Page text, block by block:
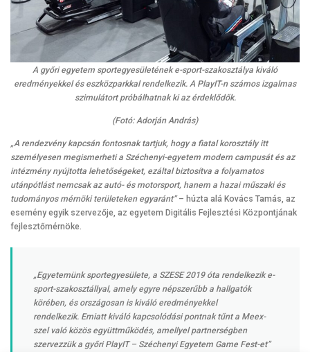
A győri egyetem sportegyesületének e-sport-szakosztálya kiváló
eredményekkel és eszközparkkal rendelkezik. A PlayIT-n számos izgalmas
szimulátort próbálhatnak ki az érdeklődők.
(Fotó: Adorján András)
„A rendezvény kapcsán fontosnak tartjuk, hogy a fiatal korosztály itt
személyesen megismerheti a Széchenyi-egyetem modern campusát és az
intézmény nyújtotta lehetőségeket, ezáltal biztosítva a folyamatos
utánpótlást nemcsak az autó- és motorsport, hanem a hazai műszaki és
tudományos mérnöki területeken egyaránt”– húzta alá Kovács Tamás, az
esemény egyik szervezője, az egyetem Digitális Fejlesztési Központjának
fejlesztőmérnöke.
„Egyetemünk sportegyesülete, a SZESE 2019 óta rendelkezik e-
sport-szakosztállyal, amely egyre népszerűbb a hallgatók
körében, és országosan is kiváló eredményekkel
rendelkezik. Emiatt kiváló kapcsolódási pontnak tűnt a Meex-
szel való közös együttműködés, amellyel partnerségben
szervezzük a győri PlayIT – Széchenyi Egyetem Game Fest-et”